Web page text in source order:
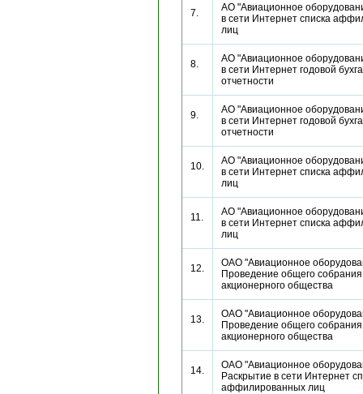
7.
АО "Авиационное
в сети Интернет списка
лиц
8.
АО "Авиационное
в сети Интернет годовой
отчетности
9.
АО "Авиационное
в сети Интернет годовой
отчетности
10.
АО "Авиационное
в сети Интернет списка
лиц
11.
АО "Авиационное
в сети Интернет списка
лиц
12.
ОАО "Авиационное
Проведение общего
акционерного общества
13.
ОАО "Авиационное
Проведение общего
акционерного общества
14.
ОАО "Авиационное
Раскрытие в сети Интернет
аффилированных лиц